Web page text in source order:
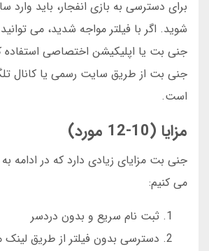
برای دسترسی به بازی انفجار، باید
شوید. اگر با فیلتر مواجه شدید، می
جنی بت یا اپلیکیشن اختصاصی استفاده
جنی بت از طریق سایت رسمی یا کانال
است.
مزایا (10-12 مورد)
جنی بت مزایای زیادی دارد که در ادامه به
می کنیم:
ثبت نام سریع و بدون دردسر
دسترسی بدون فیلتر از طریق لینک